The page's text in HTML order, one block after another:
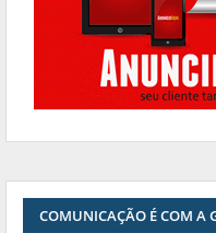
COMUNICAÇÃO É COM A